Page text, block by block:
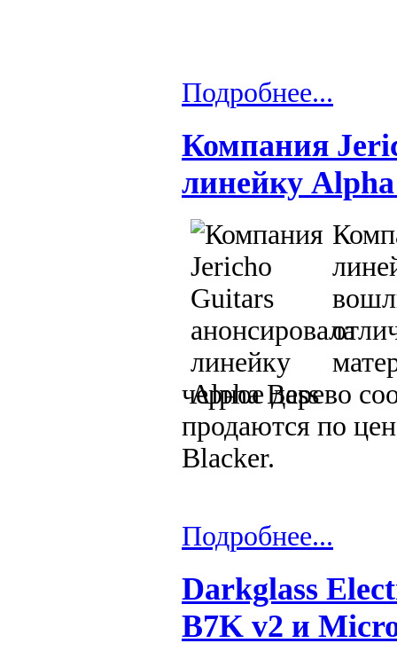
Подробнее...
Компания
линейку Alpha
черное дерево
продаются по
Blacker.
Подробнее...
Darkglass
B7K v2 и